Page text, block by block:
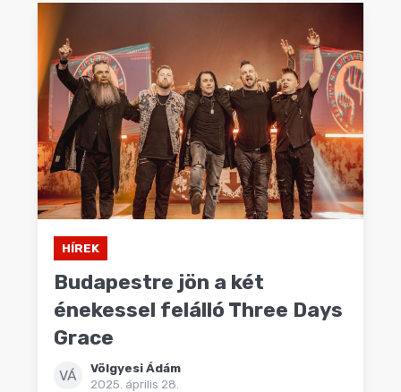
HÍREK
Budapestre jön a két
énekessel felálló Three Days
Grace
VÁ
Völgyesi Ádám
2025. április 28.